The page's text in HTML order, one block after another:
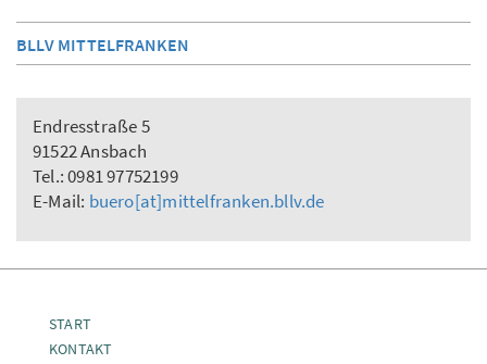
BLLV MITTELFRANKEN
Endresstraße 5
91522 Ansbach
Tel.: 0981 97752199
E-Mail: buero[at]mittelfranken.bllv.de
START
KONTAKT